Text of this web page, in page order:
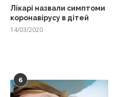
Лікарі назвали симптоми
коронавірусу в дітей
14/03/2020
6